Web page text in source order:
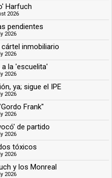
Harfuch
2026
pendientes
2026
inmobiliario
2026
a la 'escuelita'
2026
ya; sigue el IPE
2026
Frank"
2026
de partido
2026
tóxicos
2026
y los Monreal
2026